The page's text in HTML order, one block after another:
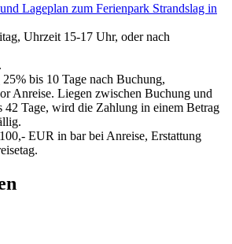
Lageplan zum Ferienpark Strandslag in
Uhrzeit 15-17 Uhr, oder nach
25% bis 10 Tage nach Buchung,
Anreise. Liegen zwischen Buchung und
42 Tage, wird die Zahlung in einem Betrag
100,- EUR in bar bei Anreise, Erstattung